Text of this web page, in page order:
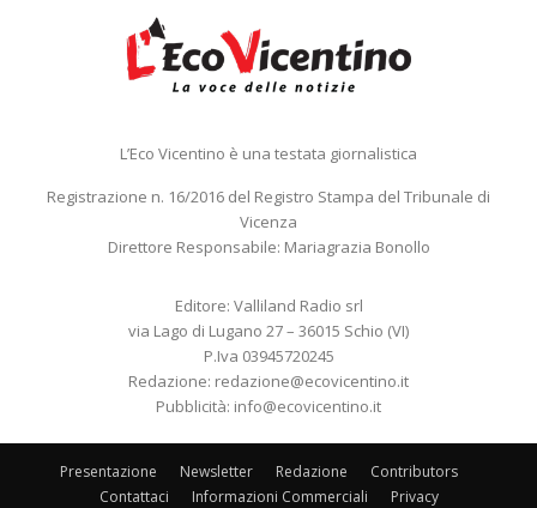
L’Eco Vicentino è una testata giornalistica
Registrazione n. 16/2016 del Registro Stampa del Tribunale di
Vicenza
Direttore Responsabile: Mariagrazia Bonollo
Editore: Valliland Radio srl
via Lago di Lugano 27 – 36015 Schio (VI)
P.Iva 03945720245
Redazione: redazione@ecovicentino.it
Pubblicità: info@ecovicentino.it
Presentazione Newsletter Redazione
Contributors
Contattaci
Informazioni Commerciali Privacy